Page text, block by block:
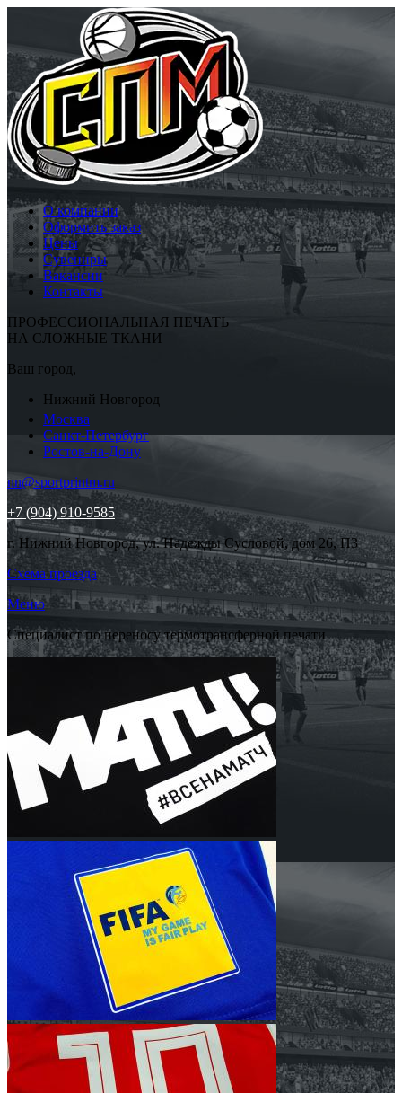
О компании
Оформить заказ
Цены
Сувениры
Вакансии
Контакты
ПРОФЕССИОНАЛЬНАЯ ПЕЧАТЬ
НА СЛОЖНЫЕ ТКАНИ
Ваш город,
Нижний Новгород
Москва
Санкт-Петербург
Ростов-на-Дону
nn@sportprintm.ru
+7 (904) 910-9585
г. Нижний Новгород, ул. Надежды Сусловой, дом 26, П3
Схема проезда
Меню
Специалист по переносу термотрансферной печати